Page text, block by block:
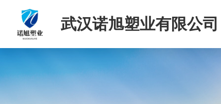
武汉诺旭塑业有限公司